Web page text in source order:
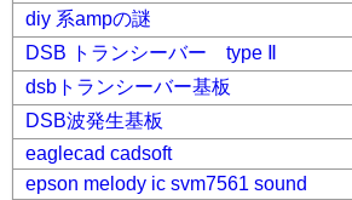
diy 系ampの謎
DSB トランシーバー type Ⅱ
dsbトランシーバー基板
DSB波発生基板
eaglecad cadsoft
epson melody ic svm7561 sound